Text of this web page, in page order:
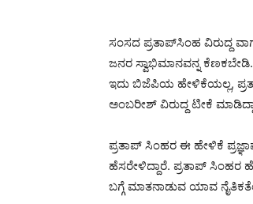
ಸಂಸದ ಪ್ರತಾಪ್‌ಸಿಂಹ ವಿರುದ್ದ
ಜನರ ಸ್ವಾಭಿಮಾನವನ್ನ
ಇದು ಬಿಜೆಪಿಯ ಹೇಳಿಕೆಯಲ್ಲ,
ಅಂಬರೀಶ್ ವಿರುದ್ದ ಟೀಕೆ
ಪ್ರತಾಪ್‌ ಸಿಂಹರ ಈ ಹೇಳಿಕೆ
ಹೆಸರೇಳಿದ್ದಾರೆ. ಪ್ರತಾಪ್‌ ಸಿಂಹರ
ಬಗ್ಗೆ ಮಾತನಾಡುವ ಯಾವ